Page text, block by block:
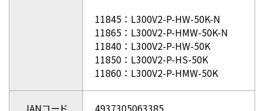
11845：L300V2-P-HW-50K-N
11865：L300V2-P-HMW-50K-N
11840：L300V2-P-HW-50K
11850：L300V2-P-HS-50K
11860：L300V2-P-HMW-50K